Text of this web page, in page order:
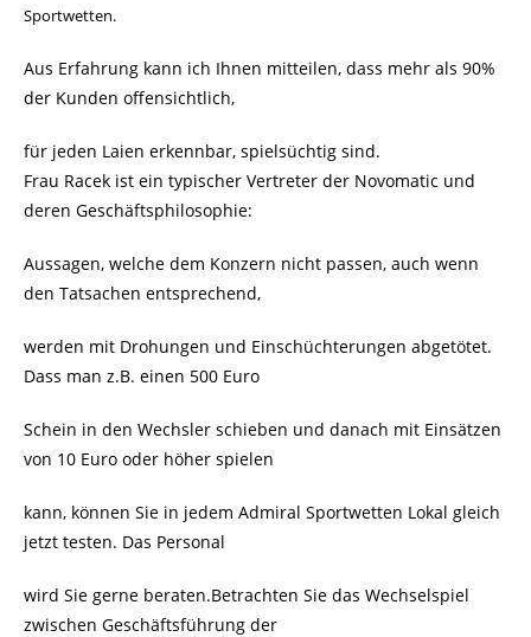
Sportwetten.
Aus Erfahrung kann ich Ihnen mitteilen, dass mehr als 90%
der Kunden offensichtlich,
für jeden Laien erkennbar, spielsüchtig sind.
Frau Racek ist ein typischer Vertreter der Novomatic und
deren Geschäftsphilosophie:
Aussagen, welche dem Konzern nicht passen, auch wenn
den Tatsachen entsprechend,
werden mit Drohungen und Einschüchterungen abgetötet.
Dass man z.B. einen 500 Euro
Schein in den Wechsler schieben und danach mit Einsätzen
von 10 Euro oder höher spielen
kann, können Sie in jedem Admiral Sportwetten Lokal gleich
jetzt testen. Das Personal
wird Sie gerne beraten.Betrachten Sie das Wechselspiel
zwischen Geschäftsführung der